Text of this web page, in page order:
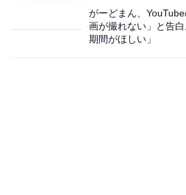
がーどまん、
画が撮れない」と告
期間がほしい」